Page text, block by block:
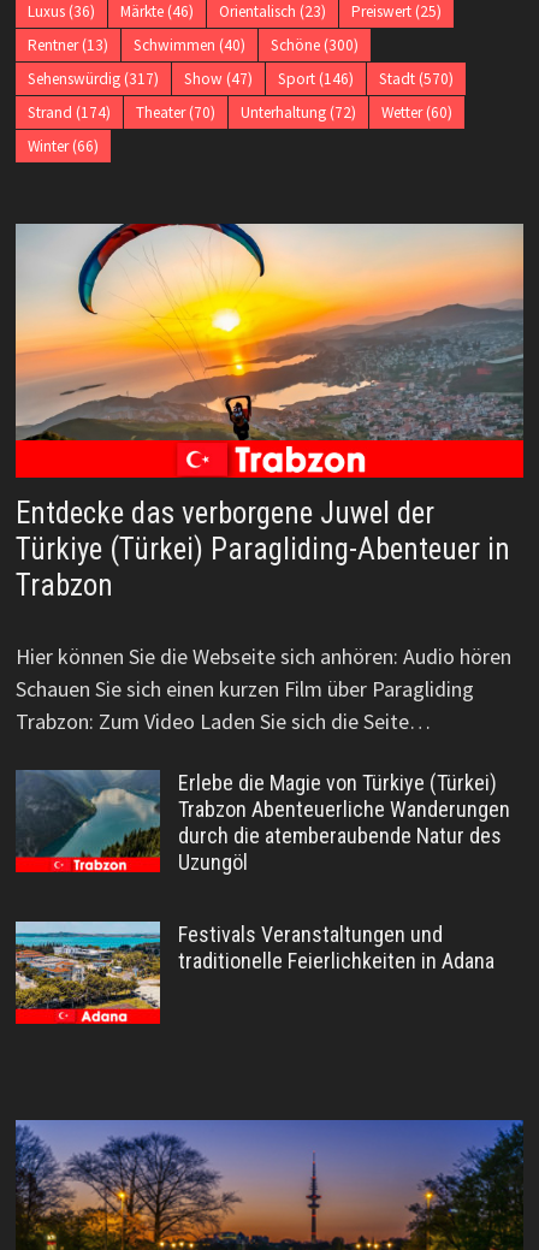
Luxus(36) Märkte(46) Orientalisch (23) Preiswert(25)
Rentner(13) Schwimmen (40) Schöne(300)
Sehenswürdig(317) Show (47) Sport(146) Stadt(570)
Strand (174) Theater(70) Unterhaltung(72) Wetter(60)
Winter(66)
Entdecke das verborgene Juwel der
Türkiye (Türkei) Paragliding-Abenteuer in
Trabzon
Hier können Sie die Webseite sich anhören: Audio hören
Schauen Sie sich einen kurzen Film über Paragliding
Trabzon: Zum Video Laden Sie sich die Seite…
Erlebe die Magie von Türkiye (Türkei)
Trabzon Abenteuerliche Wanderungen
durch die atemberaubende Natur des
Uzungöl
Festivals Veranstaltungen und
traditionelle Feierlichkeiten in Adana